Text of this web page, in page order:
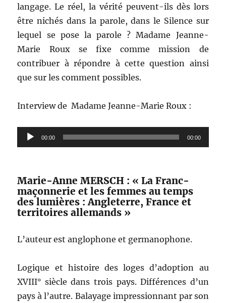
langage. Le réel, la vérité peuvent-ils dès lors
être nichés dans la parole, dans le Silence sur
lequel se pose la parole ? Madame Jeanne-
Marie Roux se fixe comme mission de
contribuer à répondre à cette question ainsi
que sur les comment possibles.
Interview de Madame Jeanne-Marie Roux :
Lecteur
audio
00:00 00:00
Marie-Anne MERSCH : « La Franc-
maçonnerie et les femmes au temps
des lumières : Angleterre, France et
territoires allemands »
L’auteur est anglophone et germanophone.
Logique et histoire des loges d’adoption au
XVIII° siècle dans trois pays. Différences d’un
pays à l’autre. Balayage impressionnant par son